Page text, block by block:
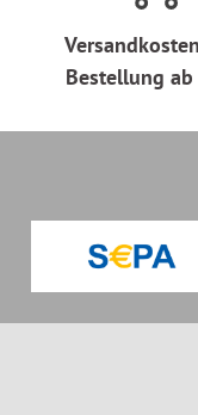
Bestellung